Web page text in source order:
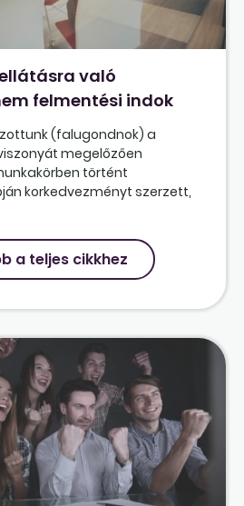
való
felmentési indok
(falugondnok) a
megelőzően
történt
korkedvezményt szerzett,
a teljes cikkhez